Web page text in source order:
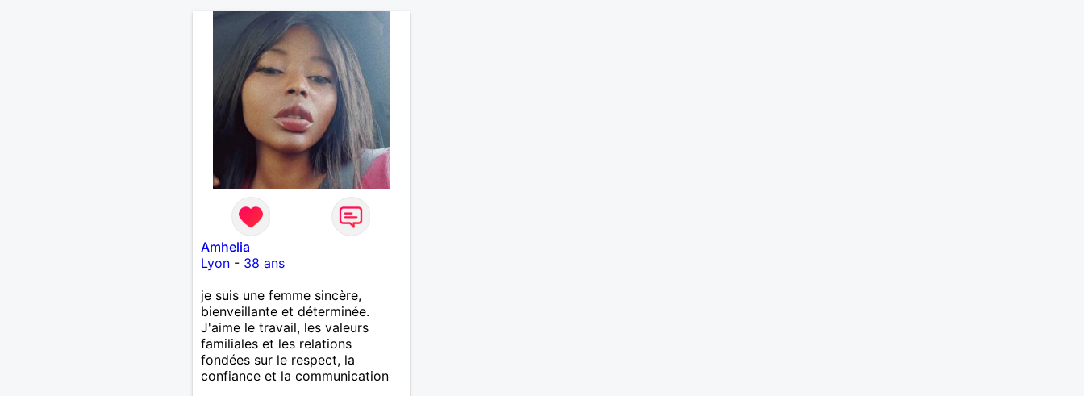
Amhelia
Lyon- 38 ans
je suis une femme sincère,
bienveillante et déterminée.
J'aime le travail, les valeurs
familiales et les relations
fondées sur le respect, la
confiance et la communication